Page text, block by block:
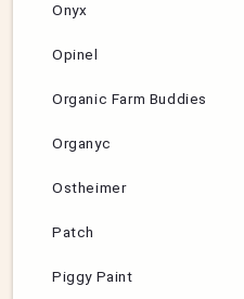
Onyx
Opinel
Organic Farm Buddies
Organyc
Ostheimer
Patch
Piggy Paint